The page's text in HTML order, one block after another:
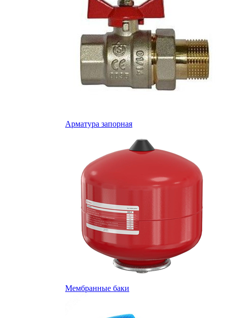
Арматура запорная
Мембранные баки